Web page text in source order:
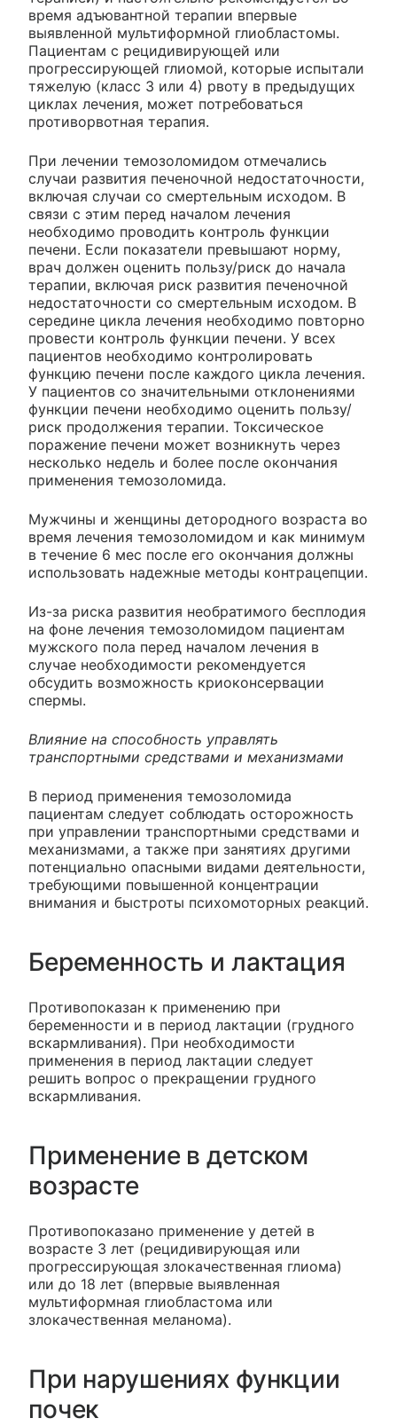
время адъювантной терапии впервые
выявленной мультиформной глиобластомы.
Пациентам с рецидивирующей или
прогрессирующей глиомой, которые испытали
тяжелую (класс 3 или 4) рвоту в предыдущих
циклах лечения, может потребоваться
противорвотная терапия.
При лечении темозоломидом отмечались
случаи развития печеночной недостаточности,
включая случаи со смертельным исходом. В
связи с этим перед началом лечения
необходимо проводить контроль функции
печени. Если показатели превышают норму,
врач должен оценить пользу/риск до начала
терапии, включая риск развития печеночной
недостаточности со смертельным исходом. В
середине цикла лечения необходимо повторно
провести контроль функции печени. У всех
пациентов необходимо контролировать
функцию печени после каждого цикла лечения.
У пациентов со значительными отклонениями
функции печени необходимо оценить пользу/
риск продолжения терапии. Токсическое
поражение печени может возникнуть через
несколько недель и более после окончания
применения темозоломида.
Мужчины и женщины детородного возраста во
время лечения темозоломидом и как минимум
в течение 6 мес после его окончания должны
использовать надежные методы контрацепции.
Из-за риска развития необратимого бесплодия
на фоне лечения темозоломидом пациентам
мужского пола перед началом лечения в
случае необходимости рекомендуется
обсудить возможность криоконсервации
спермы.
Влияние на способность управлять
транспортными средствами и механизмами
В период применения темозоломида
пациентам следует соблюдать осторожность
при управлении транспортными средствами и
механизмами, а также при занятиях другими
потенциально опасными видами деятельности,
требующими повышенной концентрации
внимания и быстроты психомоторных реакций.
Беременность и лактация
Противопоказан к применению при
беременности и в период лактации (грудного
вскармливания). При необходимости
применения в период лактации следует
решить вопрос о прекращении грудного
вскармливания.
Применение в детском
возрасте
Противопоказано применение у детей в
возрасте 3 лет (рецидивирующая или
прогрессирующая злокачественная глиома)
или до 18 лет (впервые выявленная
мультиформная глиобластома или
злокачественная меланома).
При нарушениях функции
почек